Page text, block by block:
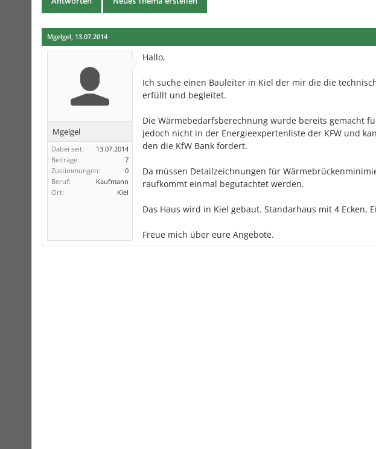
Mgelgel, 13.07.2014
Mgelgel
Dabei seit:
13.07.2014
Beiträge:
7
Zustimmungen:
0
Beruf:
Kaufmann
Ort:
Kiel
Hallo,
Ich suche einen Bauleiter in Kiel der mir die die
erfüllt und begleitet.
Die Wärmebedarfsberechnung wurde bereits gemacht
jedoch nicht in der Energieexpertenliste der KFW und
den die KfW Bank fordert.
Da müssen Detailzeichnungen für
raufkommt einmal begutachtet werden.
Das Haus wird in Kiel gebaut. Standarhaus mit 4 Ecken,
Freue mich über eure Angebote.